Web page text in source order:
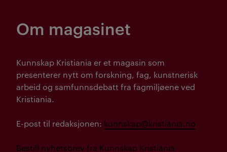
Om magasinet
Kunnskap Kristiania er et magasin som
presenterer nytt om forskning, fag, kunstnerisk
arbeid og samfunnsdebatt fra fagmiljøene ved
Kristiania.
E-post til redaksjonen: kunnskap@kristiania.no
Bestill nyhetsbrev fra Kunnskap Kristiania